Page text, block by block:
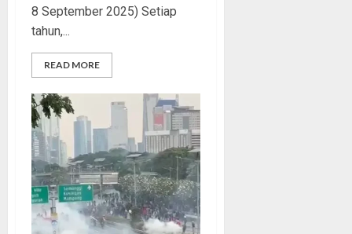
8 September 2025) Setiap
tahun,...
READ MORE